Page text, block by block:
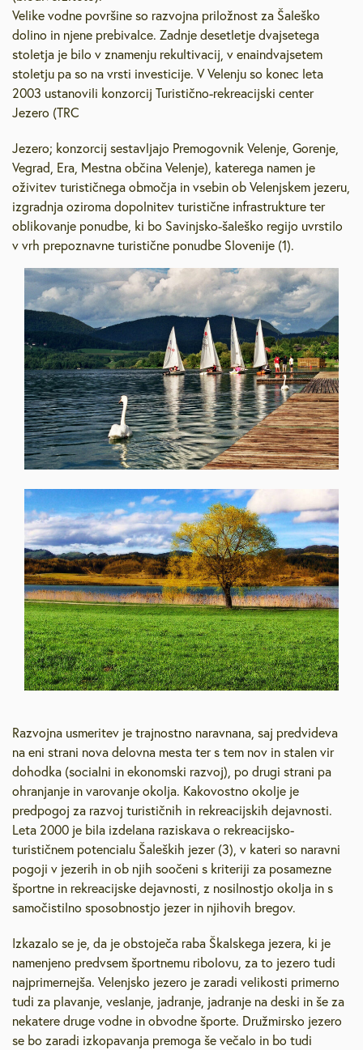
Velike vodne površine so razvojna priložnost za Šaleško
dolino in njene prebivalce. Zadnje desetletje dvajsetega
stoletja je bilo v znamenju rekultivacij, v enaindvajsetem
stoletju pa so na vrsti investicije. V Velenju so konec leta
2003 ustanovili konzorcij Turistično-rekreacijski center
Jezero (TRC
Jezero; konzorcij sestavljajo Premogovnik Velenje, Gorenje,
Vegrad, Era, Mestna občina Velenje), katerega namen je
oživitev turističnega območja in vsebin ob Velenjskem jezeru,
izgradnja oziroma dopolnitev turistične infrastrukture ter
oblikovanje ponudbe, ki bo Savinjsko-šaleško regijo uvrstilo
v vrh prepoznavne turistične ponudbe Slovenije (1).
Razvojna usmeritev je trajnostno naravnana, saj predvideva
na eni strani nova delovna mesta ter s tem nov in stalen vir
dohodka (socialni in ekonomski razvoj), po drugi strani pa
ohranjanje in varovanje okolja. Kakovostno okolje je
predpogoj za razvoj turističnih in rekreacijskih dejavnosti.
Leta 2000 je bila izdelana raziskava o rekreacijsko-
turističnem potencialu Šaleških jezer (3), v kateri so naravni
pogoji v jezerih in ob njih soočeni s kriteriji za posamezne
športne in rekreacijske dejavnosti, z nosilnostjo okolja in s
samočistilno sposobnostjo jezer in njihovih bregov.
Izkazalo se je, da je obstoječa raba Škalskega jezera, ki je
namenjeno predvsem športnemu ribolovu, za to jezero tudi
najprimernejša. Velenjsko jezero je zaradi velikosti primerno
tudi za plavanje, veslanje, jadranje, jadranje na deski in še za
nekatere druge vodne in obvodne športe. Družmirsko jezero
se bo zaradi izkopavanja premoga še večalo in bo tudi